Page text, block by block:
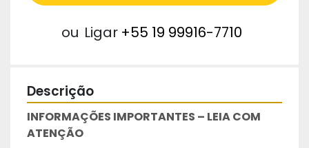
ou Ligar +55 19 99916-7710
Descrição
INFORMAÇÕES IMPORTANTES – LEIA COM
ATENÇÃO